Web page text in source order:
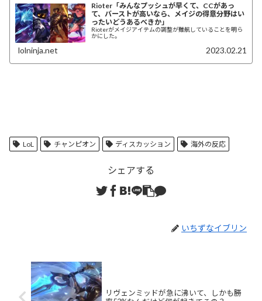
Rioter「みんなプッシュが早くて、CCがあっ
て、バーストが高いなら、メイジの得意分野はい
ったいどうあるべきか」
Rioterがメイジアイテムの調整が難航していることを明ら
かにした。
lolninja.net 2023.02.21
LoL チャンピオン ディスカッション 海外の反応
シェアする
いちずなイブリン
リヴェンミッドが急に沸いて、しかも勝